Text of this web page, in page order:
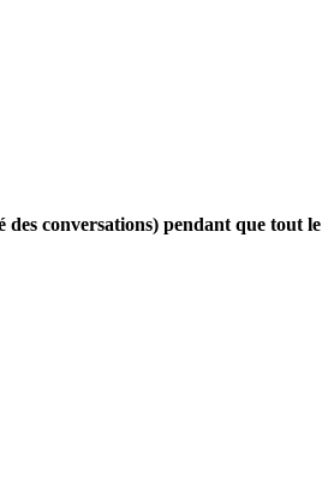
des conversations) pendant que tout le